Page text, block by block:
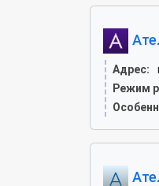
Адрес:
Режим